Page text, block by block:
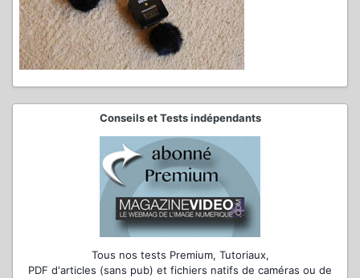
Conseils et Tests indépendants
Tous nos tests Premium, Tutoriaux,
PDF d'articles (sans pub) et fichiers natifs de caméras ou de